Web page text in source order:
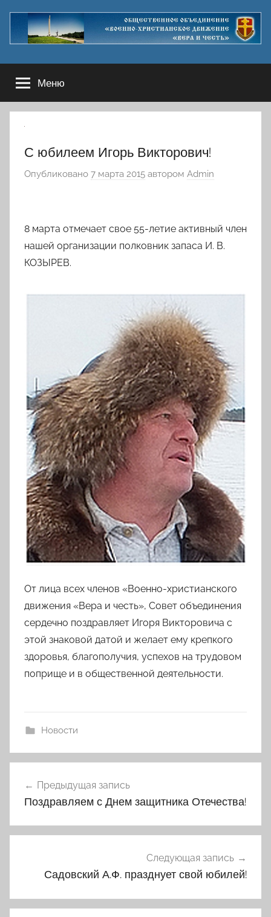
содержимому
Меню
С юбилеем Игорь Викторович!
Опубликовано 7 марта 2015 автором Admin
8 марта отмечает свое 55-летие активный член
нашей организации полковник запаса И. В.
КОЗЫРЕВ.
От лица всех членов «Военно-христианского
движения «Вера и честь», Совет объединения
сердечно поздравляет Игоря Викторовича с
этой знаковой датой и желает ему крепкого
здоровья, благополучия, успехов на трудовом
поприще и в общественной деятельности.
Новости
по
Предыдущая запись
Поздравляем с Днем защитника Отечества!
Следующая запись
Садовский А.Ф. празднует свой юбилей!